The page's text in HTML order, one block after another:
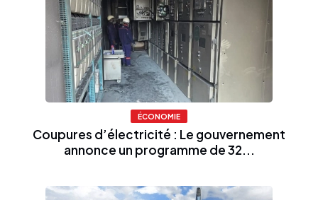
ÉCONOMIE
Coupures d’électricité : Le gouvernement
annonce un programme de 32...